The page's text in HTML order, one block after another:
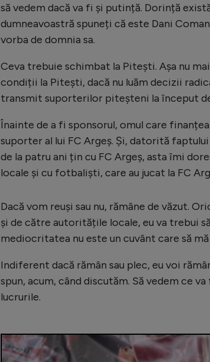
să vedem dacă va fi și putință. Dorință
dumneavoastră spuneți că este Dani
vorba de domnia sa.
Ceva trebuie schimbat la Pitești. Așa nu
condiții la Pitești, dacă nu luăm decizii
transmit suporterilor piteșteni la început
Înainte de a fi sponsorul, omul care
suporter al lui FC Argeș. Și, datorită
de la patru ani țin cu FC Argeș, asta îmi
locale și cu fotbaliști, care au jucat la FC
Dacă vom reuși sau nu, rămâne de văzut.
și de către autoritățile locale, eu va trebui
mediocritatea nu este un cuvânt care să
Indiferent dacă rămân sau plec, eu voi
spun, acum, când discutăm. Să vedem ce
lucrurile.